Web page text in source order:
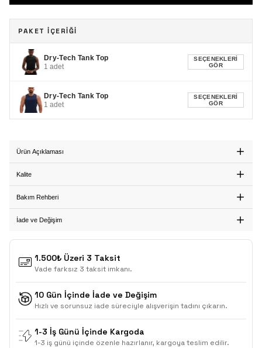
PAKET İÇERİĞİ
Dry-Tech Tank Top
1 adet
SEÇENEKLERI
GÖR
Dry-Tech Tank Top
1 adet
SEÇENEKLERI
GÖR
Ürün Açıklaması
Kalite
Bakım Rehberi
İade ve Değişim
1.500₺ Üzeri 3 Taksit
Vade farksız 3 taksit imkanı.
10 Gün İçinde İade ve Değişim
Hızlı ve sorunsuz iade süreciyle alışverişin tadını çıkarın.
1-3 İş Günü İçinde Kargoda
1-3 iş günü içinde özenle hazırlanır, kargoya teslim edilir.